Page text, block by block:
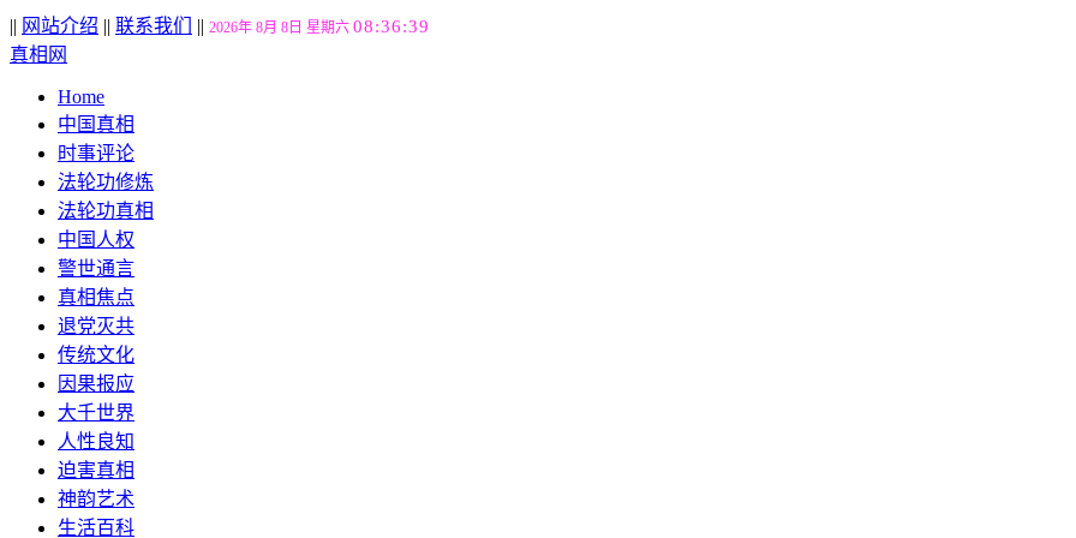
|| 网站介绍 || 联系我们 || 2026年 8月 8日 星期六 08:36:40
真相网
Home
中国真相
时事评论
法轮功修炼
法轮功真相
中国人权
警世通言
真相焦点
退党灭共
传统文化
因果报应
大千世界
人性良知
迫害真相
神韵艺术
生活百科